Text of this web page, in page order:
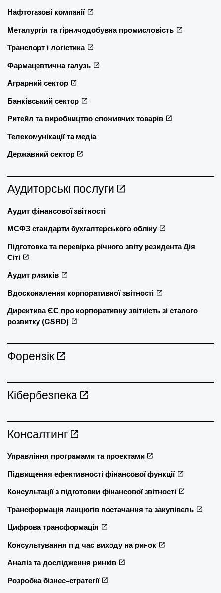
Нафтогазові компанії
Металургія та гірничодобувна промисловість
Транспорт і логістика
Фармацевтична галузь
Аграрний сектор
Банківський сектор
Ритейл та виробництво споживчих товарів
Телекомунікації та медіа
Державний сектор
Аудиторські послуги
Аудит фінансової звітності
МСФЗ стандарти бухгалтерського обліку
Підготовка та перевірка річного звіту резидента Дія
Сіті
Аудит ризиків
Вдосконалення корпоративної звітності
Директива ЄС про корпоративну звітність зі сталого
розвитку (CSRD)
Форензік
Кібербезпека
Консалтинг
Управління програмами та проектами
Підвищення ефективності фінансової функції
Консультації з підготовки фінансової звітності
Трансформація ланцюгів постачання та закупівель
Цифрова трансформація
Консультування під час виходу на ринок
Аналіз та дослідження ринків
Розробка бізнес-стратегії